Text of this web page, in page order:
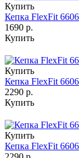
Купить
Кепка FlexFit
1690 р.
Купить
Купить
Кепка FlexFit
2290 р.
Купить
Купить
Кепка FlexFit